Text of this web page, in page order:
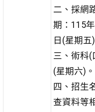
二、採網
期：115
日(星期五)
三、術科(
(星期六)。
四、招生
查資料等